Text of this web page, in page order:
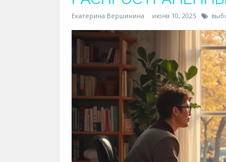
Екатерина Вершинина июня 10, 2025